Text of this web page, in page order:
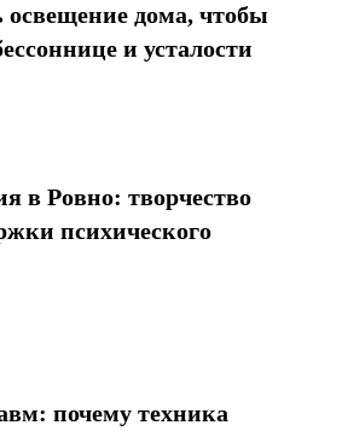
освещение дома, чтобы
и усталости
в Ровно: творчество
психического
почему техника